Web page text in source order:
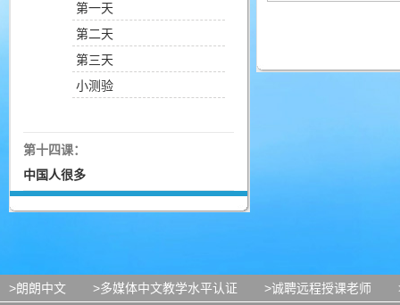
第一天
第二天
第三天
小测验
第十四课：
中国人很多
>朗朗中文 >多媒体中文教学水平认证 >诚聘远程授课老师